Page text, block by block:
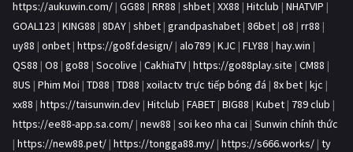
https://aukuwin.com/ | GG88 | RR88 | shbet | XX88 | Hitclub | NHATVIP |
GOAL123 | KING88 | 8DAY | shbet | grandpashabet | 86bet | o8 | rr88 |
uy88 | onbet | https://go8f.design/ | alo789 | KJC | FLY88 | hay.win |
QS88 | O8 | go88 | Socolive | CakhiaTV | https://go88play.site | CM88 |
8US | Phim Moi | TD88 | TD88 | xoilactv trực tiếp bóng đá | 8x bet | kjc |
xx88 | https://taisunwin.dev | Hitclub | FABET | BIG88 | Kubet | 789 club |
https://ee88-app.sa.com/ | new88 | soi keo nha cai | Sunwin chính thức
| https://new88.pet/ | https://tongga88.my/ | https://s666.works/ | ty